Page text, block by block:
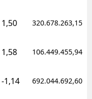
1,50 320.678.263,15
1,58 106.449.455,94
-1,14 692.044.692,60